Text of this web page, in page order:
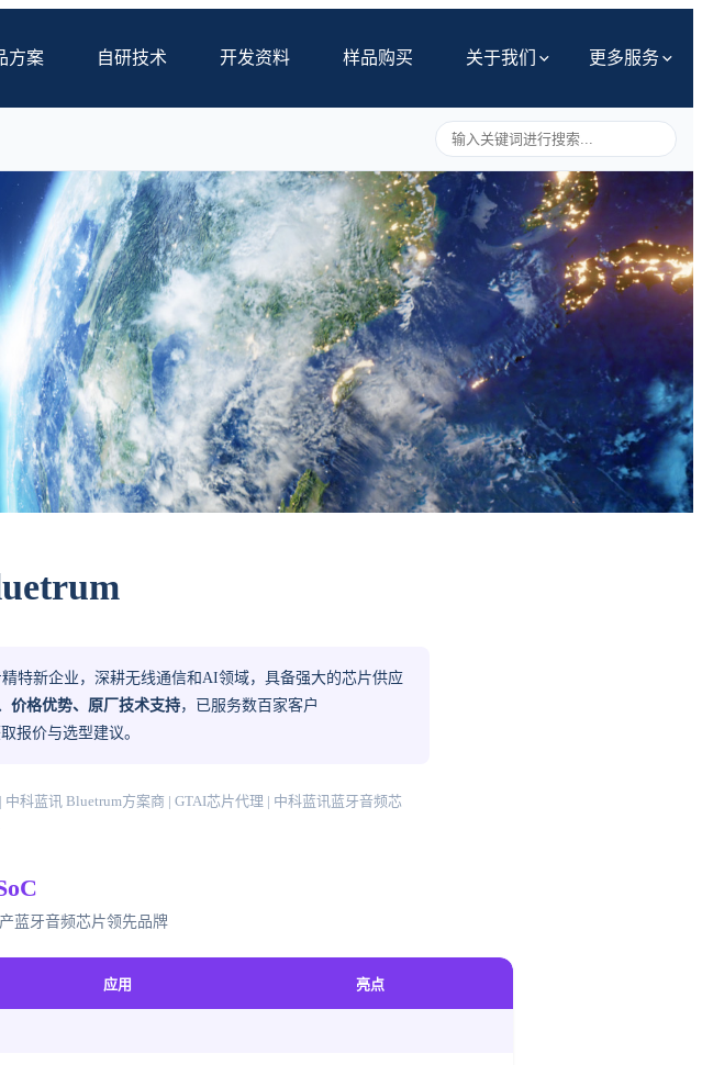
方案 自研技术 开发资料 样品购买 关于我们 更多服务
特新企业，深耕无线通信和AI领域，具备强大的芯片供应
价格优势、原厂技术支持，已服务数百家客户
报价与选型建议。
科蓝讯 Bluetrum方案商 | GTAI芯片代理 | 中科蓝讯蓝牙音频芯
蓝牙音频芯片领先品牌
应用 亮点